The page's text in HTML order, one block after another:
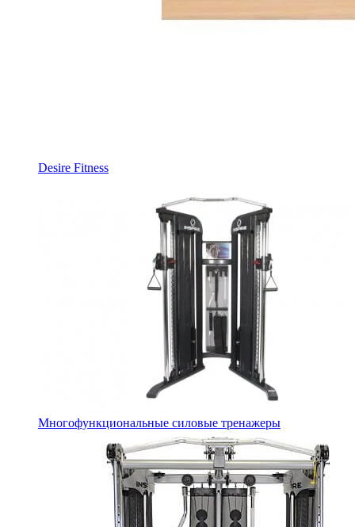
Desire Fitness
Многофункциональные силовые тренажеры